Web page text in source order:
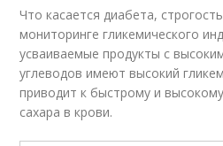
Что касается диабета,
мониторинге гликемического
усваиваемые продукты с
углеводов имеют высокий
приводит к быстрому и
сахара в крови.